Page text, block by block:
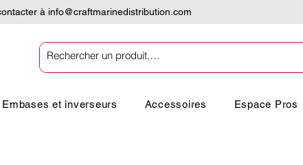
à info@craftmarinedistribution.com
Embases et inverseurs Accessoires Espace Pros